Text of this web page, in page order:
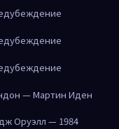
— Мартин Иден
Оруэлл — 1984